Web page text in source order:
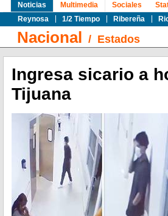
Noticias
Reynosa
1/2 Tiempo Ribereña
Multimedia Sociales
Nacional / Estados
Ingresa sicario a
Tijuana